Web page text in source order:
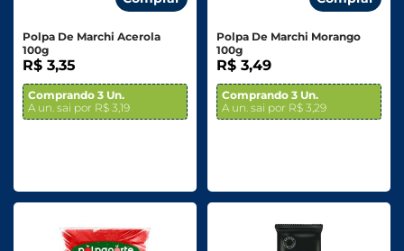
Polpa De Marchi Acerola
100g
R$ 3,35
Comprando 3 Un.
A un. sai por R$ 3,19
Polpa De Marchi Morango
100g
R$ 3,49
Comprando 3 Un.
A un. sai por R$ 3,29